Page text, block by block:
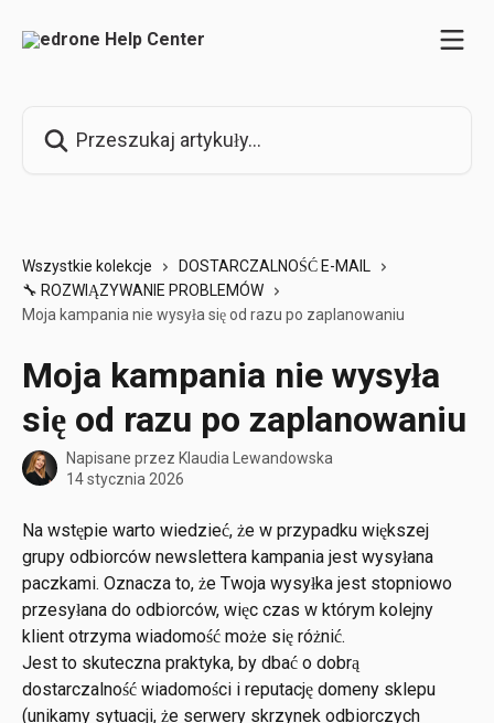
Wszystkie kolekcje
DOSTARCZALNOŚĆ E-MAIL
🔧 ROZWIĄZYWANIE PROBLEMÓW
Moja kampania nie wysyła się od razu po zaplanowaniu
Moja kampania nie wysyła
się od razu po zaplanowaniu
Napisane przez Klaudia Lewandowska
14 stycznia 2026
Na wstępie warto wiedzieć, że w przypadku większej
grupy odbiorców newslettera kampania jest wysyłana
paczkami. Oznacza to, że Twoja wysyłka jest stopniowo
przesyłana do odbiorców, więc czas w którym kolejny
klient otrzyma wiadomość może się różnić.
Jest to skuteczna praktyka, by dbać o dobrą
dostarczalność wiadomości i reputację domeny sklepu
(unikamy sytuacji, że serwery skrzynek odbiorczych